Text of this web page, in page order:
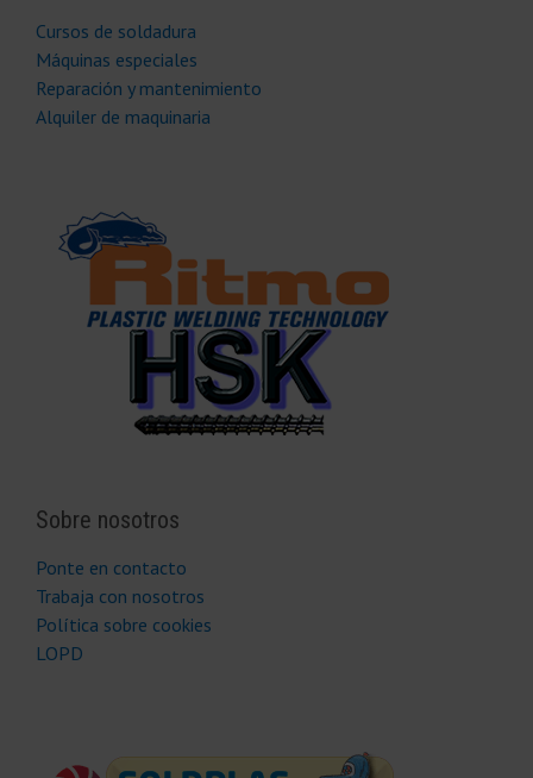
Cursos de soldadura
Máquinas especiales
Reparación y mantenimiento
Alquiler de maquinaria
Sobre nosotros
Ponte en contacto
Trabaja con nosotros
Política sobre cookies
LOPD